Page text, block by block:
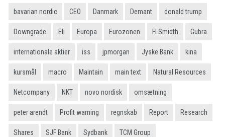
bavarian nordic CEO Danmark Demant donald trump
Downgrade Eli Europa Eurozonen FLSmidth Gubra
internationale aktier iss jpmorgan Jyske Bank kina
kursmål macro Maintain main text Natural Resources
Netcompany NKT novo nordisk omsætning
peter arendt Profit warning regnskab Report Research
Shares SJF Bank Sydbank TCM Group